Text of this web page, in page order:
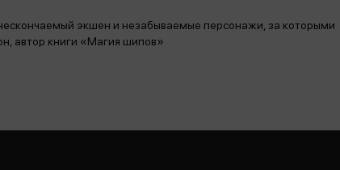
экшен и незабываемые персонажи, за которыми
автор книги «Магия шипов»